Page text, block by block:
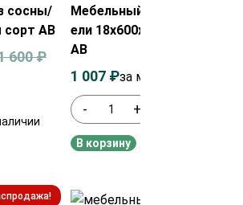
сосны/
сорт АВ
600₽
Мебельный щит из сосны/
ели 18х600х1000 мм сорт
АВ
- +
1 007 ₽за м²
В корзину